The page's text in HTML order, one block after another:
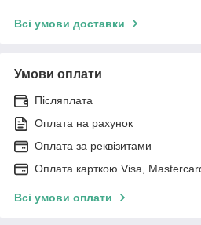
Всі умови доставки
Умови оплати
Післяплата
Оплата на рахунок
Оплата за реквізитами
Оплата карткою Visa,
Всі умови оплати